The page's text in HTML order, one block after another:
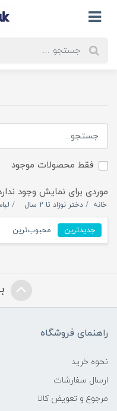
فقط محصولات موجود
موردی برای نمایش وجود
خانه دختر نوزاد تا 2 سال
جدیدترین محبوب‌ترین
راهنمای فروشگاه
نحوه خرید
ارسال سفارشات
مرجوع و تعویض کالا